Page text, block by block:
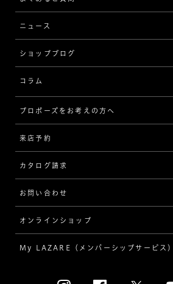
ウェーブ
V字
[セッテイングから選ぶ]
ソリテール
ワンサイドメレ
ダブルサイドメレ
ラインメレ
人気の婚約指輪
結婚指輪（マリッジリング）
品質保証
ブライダルアイテム
ニュース
ショップブログ
コラム
インタビュー
指輪
ダイヤモンド
プロポーズ
結婚式
プロポーズをお考えの方へ
来店予約
カタログ請求
お問い合わせ
オンラインショップ
My LAZARE（メンバーシップサービス）